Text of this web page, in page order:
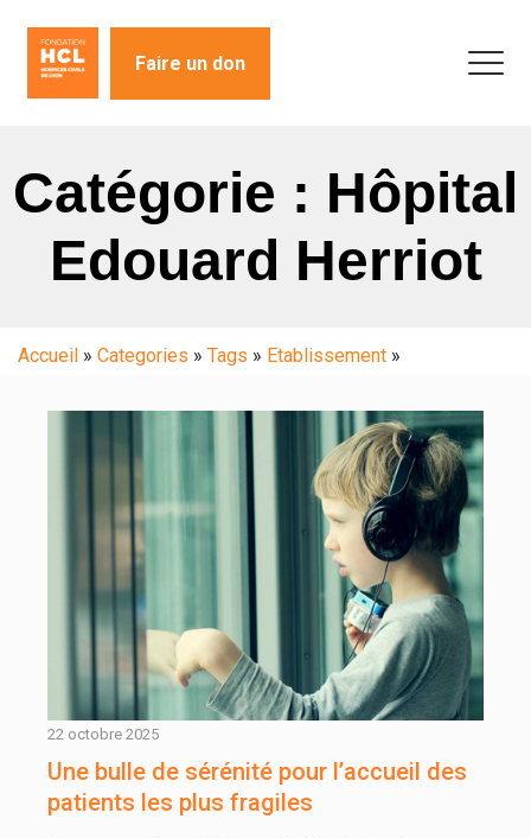
Faire un don
Catégorie : Hôpital
Edouard Herriot
Accueil » Categories » Tags » Etablissement »
22 octobre 2025
Une bulle de sérénité pour l’accueil des
patients les plus fragiles